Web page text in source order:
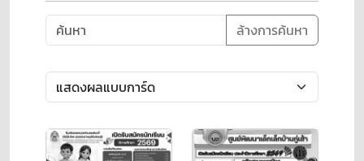
ล้างการค้นหา